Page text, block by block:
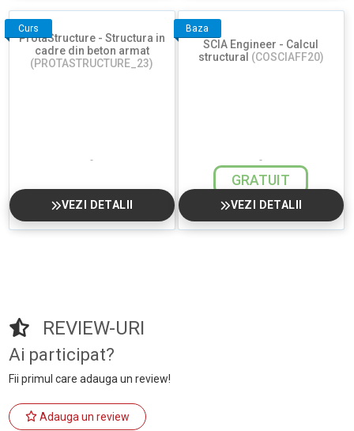
Curs
ProtaStructure - Structura in
cadre din beton armat
(PROTASTRUCTURE_23)
VEZI DETALII
Baza
SCIA Engineer - Calcul
structural (COSCIAFF20)
GRATUIT
VEZI DETALII
REVIEW-URI
Ai participat?
Fii primul care adauga un review!
Adauga un review